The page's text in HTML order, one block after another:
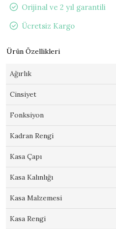
Orijinal ve 2 yıl garantili
Ücretsiz Kargo
Ürün Özellikleri
Ağırlık
Cinsiyet
Fonksiyon
Kadran Rengi
Kasa Çapı
Kasa Kalınlığı
Kasa Malzemesi
Kasa Rengi